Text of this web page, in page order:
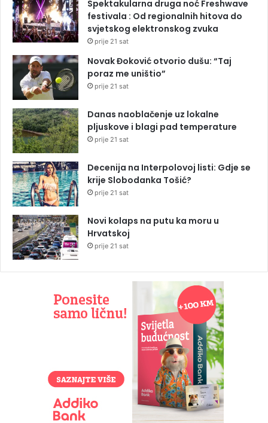
Spektakularna druga noć Freshwave
festivala : Od regionalnih hitova do
svjetskog elektronskog zvuka
prije 21 sat
Novak Đoković otvorio dušu: “Taj
poraz me uništio”
prije 21 sat
Danas naoblačenje uz lokalne
pljuskove i blagi pad temperature
prije 21 sat
Decenija na Interpolovoj listi: Gdje se
krije Slobodanka Tošić?
prije 21 sat
Novi kolaps na putu ka moru u
Hrvatskoj
prije 21 sat